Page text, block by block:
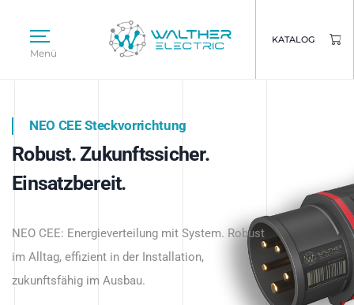
Menü
KATALOG
Intelligente Stromverteilung
beginnt hier.
NEO CEE Steckvorrichtung
Robust. Zukunftssicher.
Einsatzbereit.
NEO CEE: Energieverteilung mit System. Robust
im Alltag, effizient in der Installation,
zukunftsfähig im Ausbau.
Intelligenz trifft Energie.
Anwendungen – robust, IP-geschützt und
zukunftsfähig.